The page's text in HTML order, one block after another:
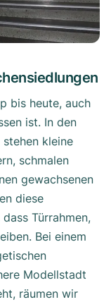
bis heute, auch
ist. In den
kleine
schmalen
gewachsenen
diese
Türrahmen,
Bei einem
Modellstadt
räumen wir